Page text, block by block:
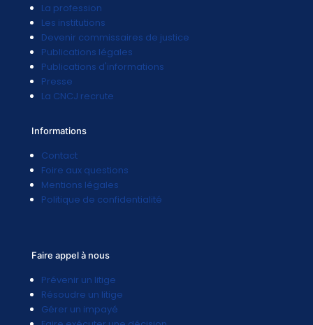
La profession
Les institutions
Devenir commissaires de justice
Publications légales
Publications d'informations
Presse
La CNCJ recrute
Informations
Contact
Foire aux questions
Mentions légales
Politique de confidentialité
Faire appel à nous
Prévenir un litige
Résoudre un litige
Gérer un impayé